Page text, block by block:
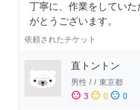
丁寧に、作業をしていた
がとうございます。
依頼されたチケット
直トントン
男性 / / 東京都
sentiment_satisfied 3 sentiment_neutral 0 sentiment_dissatisfied 0